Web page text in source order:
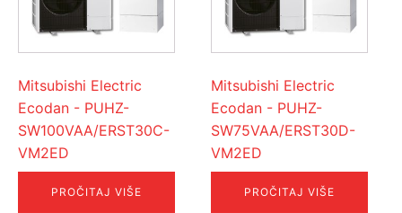
Mitsubishi Electric
Ecodan - PUHZ-
SW100VAA/ERST30C-
VM2ED
PROČITAJ VIŠE
Mitsubishi Electric
Ecodan - PUHZ-
SW75VAA/ERST30D-
VM2ED
PROČITAJ VIŠE